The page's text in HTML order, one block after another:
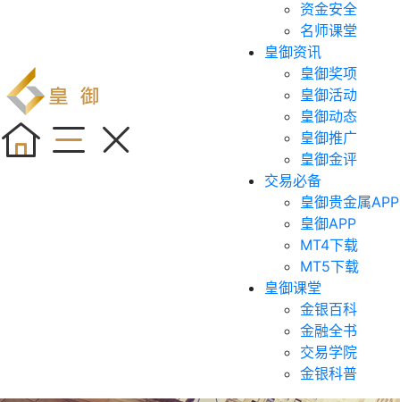
资金安全
名师课堂
皇御资讯
皇御奖项
皇御活动
皇御动态
皇御推广
皇御金评
交易必备
皇御贵金属APP
皇御APP
MT4下载
MT5下载
皇御课堂
金银百科
金融全书
交易学院
金银科普